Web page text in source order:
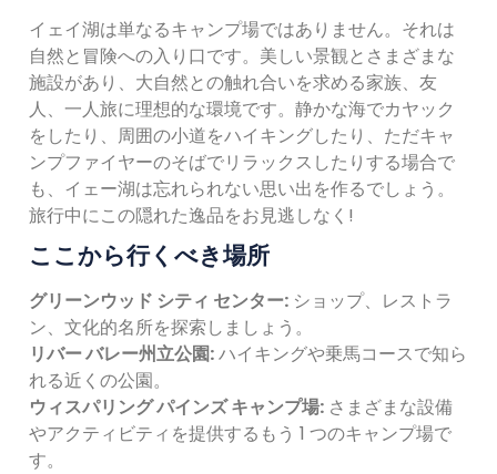
イェイ湖は単なるキャンプ場ではありません。それは
自然と冒険への入り口です。美しい景観とさまざまな
施設があり、大自然との触れ合いを求める家族、友
人、一人旅に理想的な環境です。静かな海でカヤック
をしたり、周囲の小道をハイキングしたり、ただキャ
ンプファイヤーのそばでリラックスしたりする場合で
も、イェー湖は忘れられない思い出を作るでしょう。
旅行中にこの隠れた逸品をお見逃しなく!
ここから行くべき場所
グリーンウッド シティ センター: ショップ、レストラ
ン、文化的名所を探索しましょう。
リバー バレー州立公園:ハイキングや乗馬コースで知ら
れる近くの公園。
ウィスパリング パインズ キャンプ場: さまざまな設備
やアクティビティを提供するもう 1 つのキャンプ場で
す。